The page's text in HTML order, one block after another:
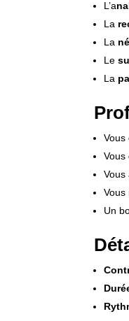
L’a
La
La
Le
La
Vous
Vous
Vous
Vous
Un